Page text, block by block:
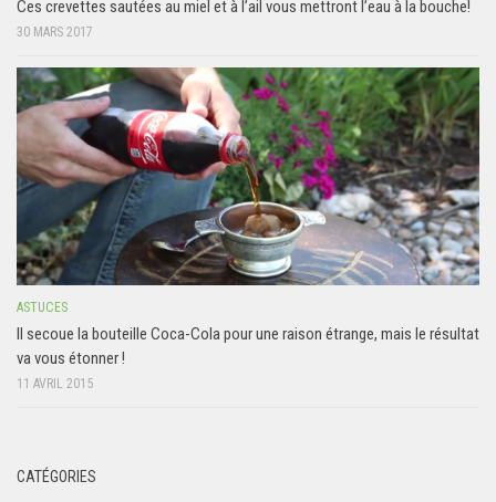
Ces crevettes sautées au miel et à l’ail vous mettront l’eau à la bouche!
30 MARS 2017
ASTUCES
Il secoue la bouteille Coca-Cola pour une raison étrange, mais le résultat
va vous étonner !
11 AVRIL 2015
CATÉGORIES